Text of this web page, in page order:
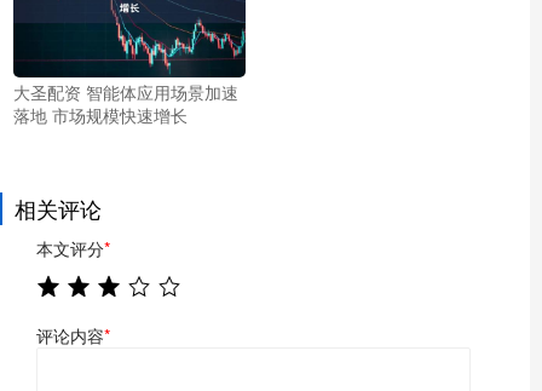
大圣配资 智能体应用场景加速
落地 市场规模快速增长
相关评论
本文评分*
评论内容*